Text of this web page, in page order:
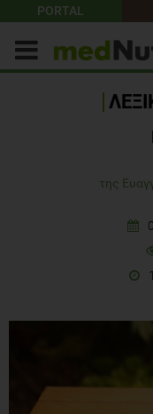
PORTAL
της